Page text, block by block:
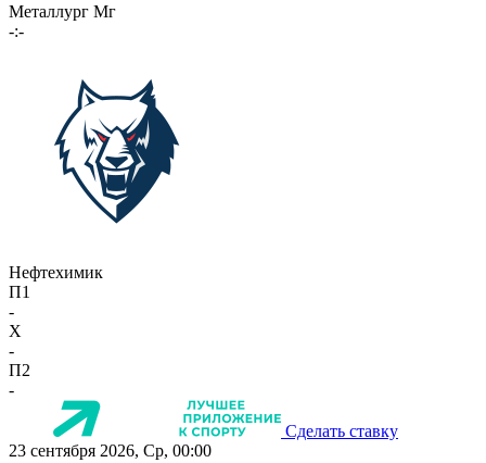
Металлург Мг
-:-
Нефтехимик
П1
-
X
-
П2
-
Сделать ставку
23 сентября 2026, Ср, 00:00